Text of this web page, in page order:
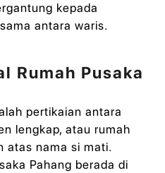
kepada
antara waris.
Rumah Pusaka
pertikaian antara
lengkap, atau rumah
atas nama si mati.
Pahang berada di